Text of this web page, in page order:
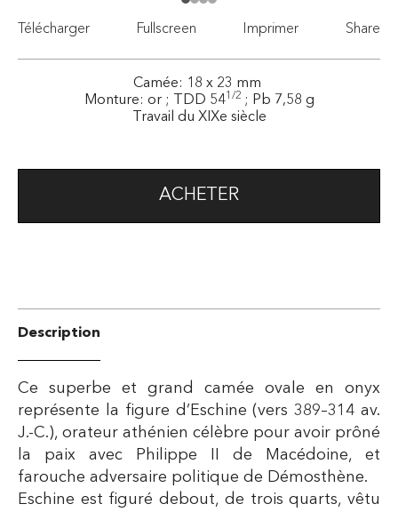
Télécharger Fullscreen Imprimer Share
Camée: 18 x 23 mm
Monture: or ; TDD 541/2 ; Pb 7,58 g
Travail du XIXe siècle
ACHETER
Description
Ce superbe et grand camée ovale en onyx
représente la figure d’Eschine (vers 389–314 av.
J.-C.), orateur athénien célèbre pour avoir prôné
la paix avec Philippe II de Macédoine, et
farouche adversaire politique de Démosthène.
Eschine est figuré debout, de trois quarts, vêtu